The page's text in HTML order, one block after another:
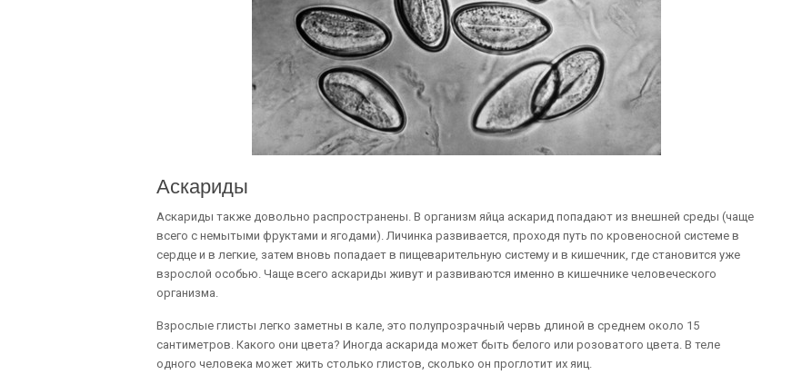
Аскариды
Аскариды также довольно распространены. В организм яйца аскарид попадают из внешней среды (чаще
всего с немытыми фруктами и ягодами). Личинка развивается, проходя путь по кровеносной системе в
сердце и в легкие, затем вновь попадает в пищеварительную систему и в кишечник, где становится уже
взрослой особью. Чаще всего аскариды живут и развиваются именно в кишечнике человеческого
организма.
Взрослые глисты легко заметны в кале, это полупрозрачный червь длиной в среднем около 15
сантиметров. Какого они цвета? Иногда аскарида может быть белого или розоватого цвета. В теле
одного человека может жить столько глистов, сколько он проглотит их яиц.